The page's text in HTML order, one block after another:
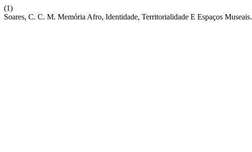
(1)
Soares, C. C. M. Memória Afro, Identidade, Territorialidade E Espaços Museais.